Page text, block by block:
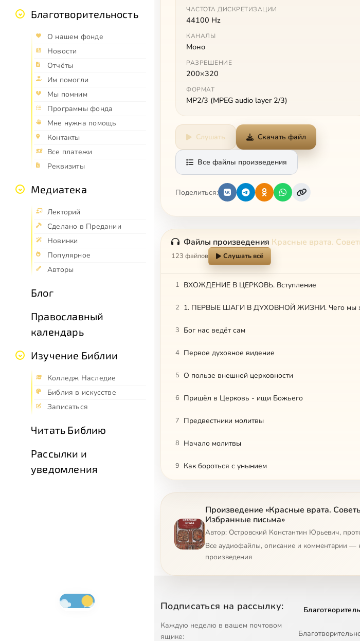
Благотворительность
О нашем фонде
Новости
Отчёты
Им помогли
Мы помним
Программы фонда
Мне нужна помощь
Контакты
Все платежи
Реквизиты
Медиатека
Лекторий
Сделано в Предании
Новинки
Популярное
Авторы
Блог
Православный
календарь
Изучение Библии
Колледж Наследие
Библия в искусстве
Записаться
Читать Библию
Рассылки и
уведомления
ЧАСТОТА ДИСКРЕТИЗАЦИИ
44100 Hz
КАНАЛЫ
Моно
РАЗРЕШЕНИЕ
200×320
ФОРМАТ
MP2/3 (MPEG audio layer 2/3)
Слушать Скачать файл
Все файлы произведения
Поделиться:
Файлы произведения Красные врата.
123 файлов Слушать всё
1 ВХОЖДЕНИЕ В ЦЕРКОВЬ. Вступление
2 1. ПЕРВЫЕ ШАГИ В ДУХОВНОЙ ЖИЗНИ. Чего мы
3 Бог нас ведёт сам
4 Первое духовное видение
5 О пользе внешней церковности
6 Пришёл в Церковь - ищи Божьего
7 Предвестники молитвы
8 Начало молитвы
9 Как бороться с унынием
Люби - и делай, что хочешь
12 Почему Бог не снимает с нас цепи
Подвиг должен быть свободным
14 Не долг, а дар
16 Обряды для нас, а не мы для обрядов
Произведение «Красные врата.
Избранные письма»
Автор: Островский Константин Юрьевич,
Все аудиофайлы, описание и комментарии —
произведения
Подписаться на рассылку:
Каждую неделю в вашем почтовом
ящике: